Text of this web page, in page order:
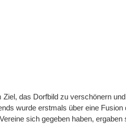
das Dorfbild zu verschönern
wurde erstmals über eine
sich gegeben haben,